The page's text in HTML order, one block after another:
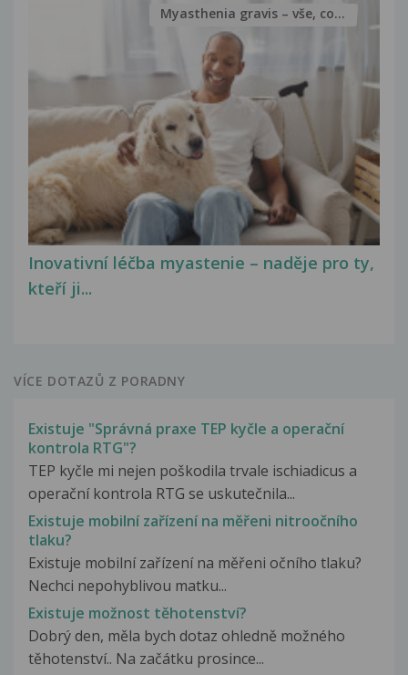
Inovativní léčba myastenie – naděje pro ty,
kteří ji...
Myasthenia gravis – vše, co...
VÍCE DOTAZŮ Z PORADNY
Existuje "Správná praxe TEP kyčle a operační
kontrola RTG"?
TEP kyčle mi nejen poškodila trvale ischiadicus a
operační kontrola RTG se uskutečnila...
Existuje mobilní zařízení na měřeni nitroočního
tlaku?
Existuje mobilní zařízení na měřeni očního tlaku?
Nechci nepohyblivou matku...
Existuje možnost těhotenství?
Dobrý den, měla bych dotaz ohledně možného
těhotenství.. Na začátku prosince...